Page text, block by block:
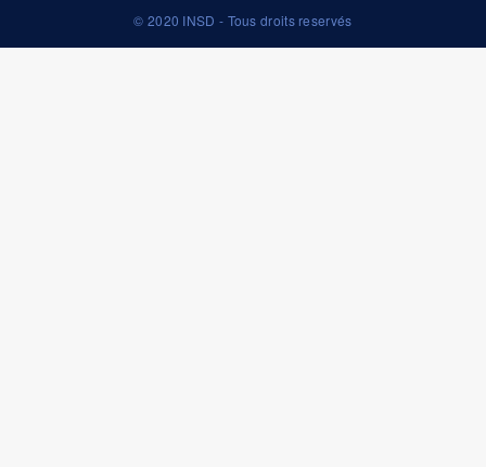
© 2020 INSD - Tous droits reservés